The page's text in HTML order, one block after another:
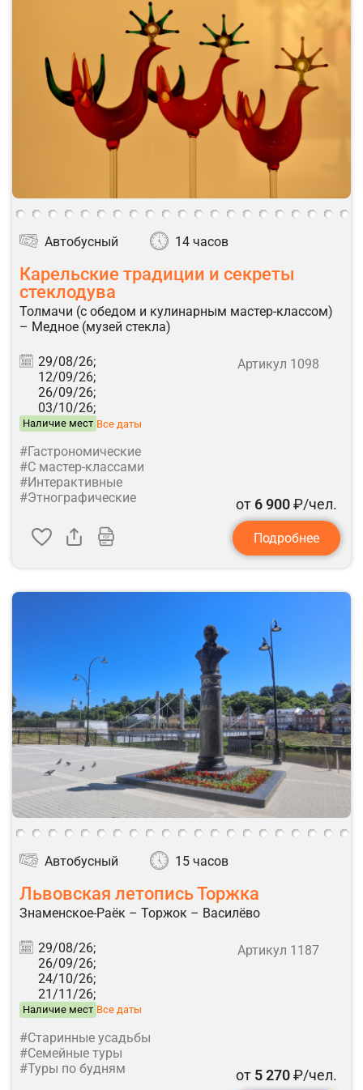
Автобусный 14 часов
Карельские традиции и секреты
стеклодува
Толмачи (с обедом и кулинарным мастер-классом)
– Медное (музей стекла)
29/08/26;
12/09/26;
26/09/26;
03/10/26;
Наличие мест Все даты
Артикул 1098
#Гастрономические
#С мастер-классами
#Интерактивные
#Этнографические
от 6 900₽/чел.
Подробнее
Автобусный 15 часов
Львовская летопись Торжка
Знаменское-Раёк – Торжок – Василёво
29/08/26;
26/09/26;
24/10/26;
21/11/26;
Наличие мест Все даты
Артикул 1187
#Старинные усадьбы
#Семейные туры
#Туры по будням
от 5 270₽/чел.